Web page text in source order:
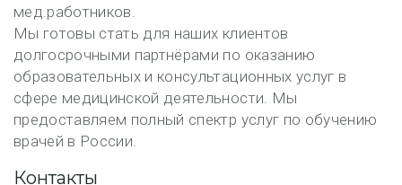
мед.работников.
Мы готовы стать для наших клиентов
долгосрочными партнёрами по оказанию
образовательных и консультационных услуг в
сфере медицинской деятельности. Мы
предоставляем полный спектр услуг по обучению
врачей в России.
Контакты